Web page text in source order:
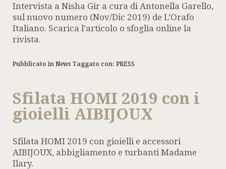
Intervista a Nisha Gir a cura di Antonella Garello,
sul nuovo numero (Nov/Dic 2019) de L’Orafo
Italiano. Scarica l’articolo o sfoglia online la
rivista.
Pubblicato in News Taggato con: PRESS
Sfilata HOMI 2019 con i
gioielli AIBIJOUX
Sfilata HOMI 2019 con gioielli e accessori
AIBIJOUX, abbigliamento e turbanti Madame
Ilary.